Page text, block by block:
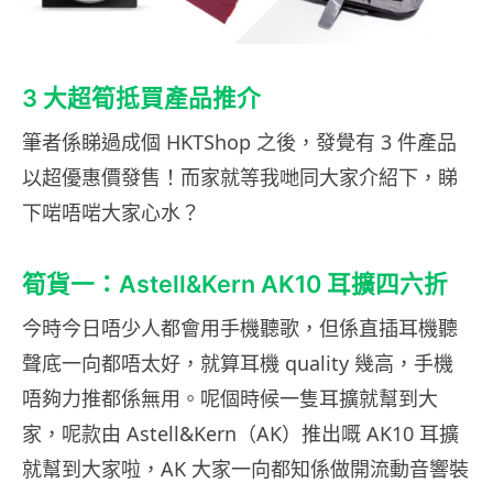
3 大超筍抵買產品推介
筆者係睇過成個 HKTShop 之後，發覺有 3 件產品
以超優惠價發售！而家就等我哋同大家介紹下，睇
下啱唔啱大家心水？
筍貨一：Astell&Kern AK10 耳擴四六折
今時今日唔少人都會用手機聽歌，但係直插耳機聽
聲底一向都唔太好，就算耳機 quality 幾高，手機
唔夠力推都係無用。呢個時候一隻耳擴就幫到大
家，呢款由 Astell&Kern（AK）推出嘅 AK10 耳擴
就幫到大家啦，AK 大家一向都知係做開流動音響裝